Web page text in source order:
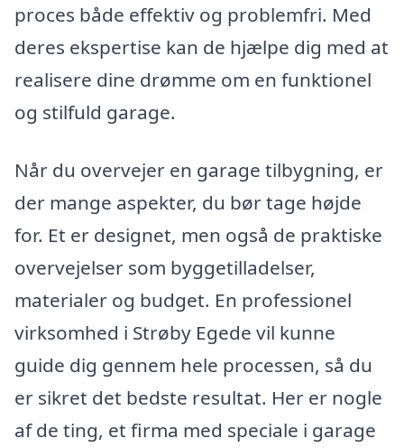
proces både effektiv og problemfri. Med
deres ekspertise kan de hjælpe dig med at
realisere dine drømme om en funktionel
og stilfuld garage.
Når du overvejer en garage tilbygning, er
der mange aspekter, du bør tage højde
for. Et er designet, men også de praktiske
overvejelser som byggetilladelser,
materialer og budget. En professionel
virksomhed i Strøby Egede vil kunne
guide dig gennem hele processen, så du
er sikret det bedste resultat. Her er nogle
af de ting, et firma med speciale i garage